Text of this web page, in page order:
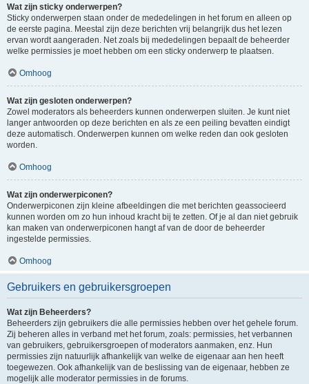
Wat zijn sticky onderwerpen?
Sticky onderwerpen staan onder de mededelingen in het forum en alleen op
de eerste pagina. Meestal zijn deze berichten vrij belangrijk dus het lezen
ervan wordt aangeraden. Net zoals bij mededelingen bepaalt de beheerder
welke permissies je moet hebben om een sticky onderwerp te plaatsen.
Omhoog
Wat zijn gesloten onderwerpen?
Zowel moderators als beheerders kunnen onderwerpen sluiten. Je kunt niet
langer antwoorden op deze berichten en als ze een peiling bevatten eindigt
deze automatisch. Onderwerpen kunnen om welke reden dan ook gesloten
worden.
Omhoog
Wat zijn onderwerpiconen?
Onderwerpiconen zijn kleine afbeeldingen die met berichten geassocieerd
kunnen worden om zo hun inhoud kracht bij te zetten. Of je al dan niet gebruik
kan maken van onderwerpiconen hangt af van de door de beheerder
ingestelde permissies.
Omhoog
Gebruikers en gebruikersgroepen
Wat zijn Beheerders?
Beheerders zijn gebruikers die alle permissies hebben over het gehele forum.
Zij beheren alles in verband met het forum, zoals: permissies, het verbannen
van gebruikers, gebruikersgroepen of moderators aanmaken, enz. Hun
permissies zijn natuurlijk afhankelijk van welke de eigenaar aan hen heeft
toegewezen. Ook afhankelijk van de beslissing van de eigenaar, hebben ze
mogelijk alle moderator permissies in de forums.